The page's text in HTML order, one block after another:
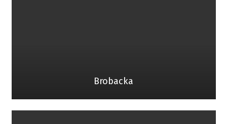
Brobacka